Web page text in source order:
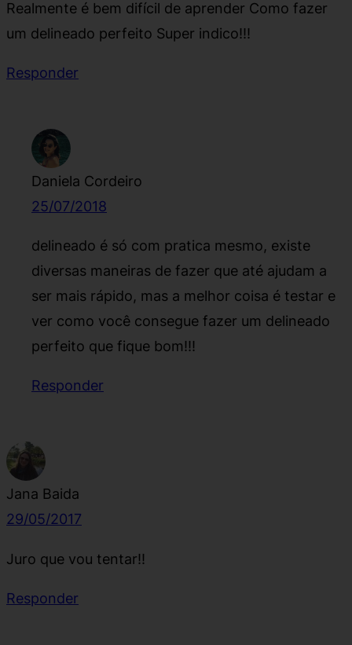
Realmente é bem difícil de aprender Como fazer
um delineado perfeito Super indico!!!
Responder
Daniela Cordeiro
25/07/2018
delineado é só com pratica mesmo, existe
diversas maneiras de fazer que até ajudam a
ser mais rápido, mas a melhor coisa é testar e
ver como você consegue fazer um delineado
perfeito que fique bom!!!
Responder
Jana Baida
29/05/2017
Juro que vou tentar!!
Responder